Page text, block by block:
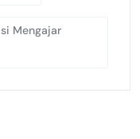
Mengajar